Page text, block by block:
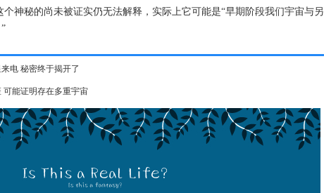
神秘的尚未被证实仍无法解释，实际上它可能是“早期阶段我们宇宙与另
电 秘密终于揭开了
可能证明存在多重宇宙